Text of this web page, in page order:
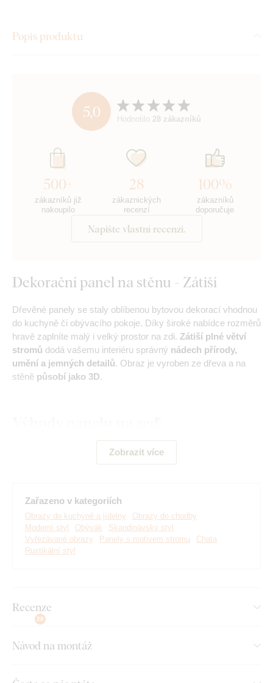
Popis produktu
5,0 Hodnotilo 28 zákazníků
500+
zákazníků již
nakoupilo
28
zákaznických
recenzí
100%
zákazníků
doporučuje
Napište vlastní recenzi.
Dekorační panel na stěnu - Zátiší
Dřevěné panely se staly oblíbenou bytovou dekorací vhodnou
do kuchyně či obývacího pokoje. Díky široké nabídce rozměrů
hravě zaplníte malý i velký prostor na zdi. Zátiší plné větví
stromů dodá vašemu interiéru správný nádech přírody,
umění a jemných detailů. Obraz je vyroben ze dřeva a na
stěně působí jako 3D.
Oblíbený motiv stromů
Jednoduchá montáž na zeď
Dřevěný 3 mm hrubý materiál
Na výběr 3 velikosti a mnoho dekorů
Instalace dekorace je opravdu snadná :) Pro zavěšení
Bez vrtání, jednoduše a rychle.
Zobrazit více
Zařazeno v kategoriích
Obrazy do kuchyně a jídelny
Obrazy do chodby
Moderní styl
Obývák
Skandinávský styl
Vyřezávané obrazy
Panely s motivem stromu
Chata
Rustikální styl
Recenze
28
Návod na montáž